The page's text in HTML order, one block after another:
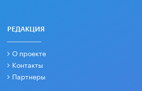
РЕДАКЦИЯ
О проекте
Контакты
Партнеры